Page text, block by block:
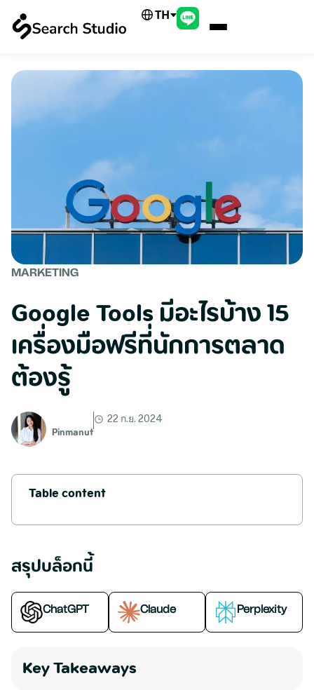
TH
MARKETING
Google Tools มีอะไรบ้าง 15
เครื่องมือฟรีที่นักการตลาด
ต้องรู้
Pinmanut
22 ก.ย. 2024
Table content
สรุปบล็อกนี้
ChatGPT Claude Perplexity
Key Takeaways